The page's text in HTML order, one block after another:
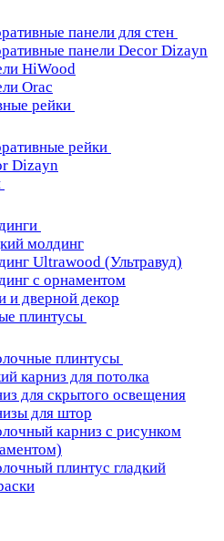
панели для стен
панели Decor Dizayn
HiWood
Orac
рейки
рейки
Dizayn
молдинг
Ultrawood (Ультравуд)
с орнаментом
и дверной декор
плинтусы
плинтусы
карниз для потолка
для скрытого освещения
для штор
карниз с рисунком
плинтус гладкий